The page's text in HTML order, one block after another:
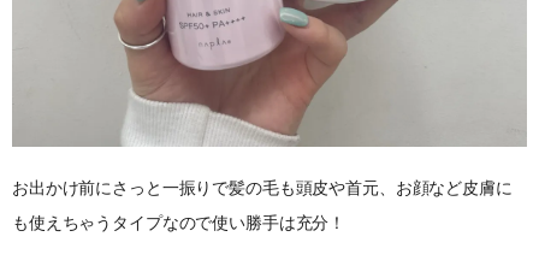
お出かけ前にさっと一振りで髪の毛も頭皮や首元、お顔など皮膚に
も使えちゃうタイプなので使い勝手は充分！